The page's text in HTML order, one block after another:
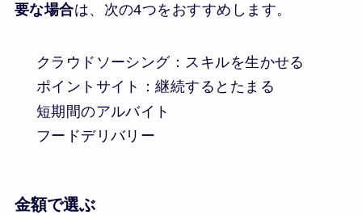
要な場合は、次の4つをおすすめします。
クラウドソーシング：スキルを生かせる
ポイントサイト：継続するとたまる
短期間のアルバイト
フードデリバリー
金額で選ぶ